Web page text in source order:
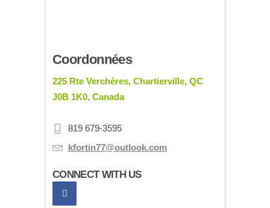
Coordonnées
225 Rte Verchères, Chartierville, QC
J0B 1K0, Canada
819 679-3595
kfortin77@outlook.com
CONNECT WITH US